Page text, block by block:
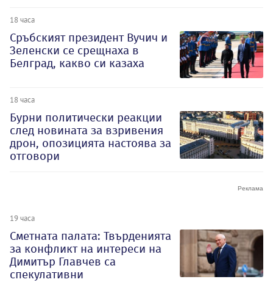
18 часа
Сръбският президент Вучич и
Зеленски се срещнаха в
Белград, какво си казаха
18 часа
Бурни политически реакции
след новината за взривения
дрон, опозицията настоява за
отговори
19 часа
Сметната палата: Твърденията
за конфликт на интереси на
Димитър Главчев са
спекулативни